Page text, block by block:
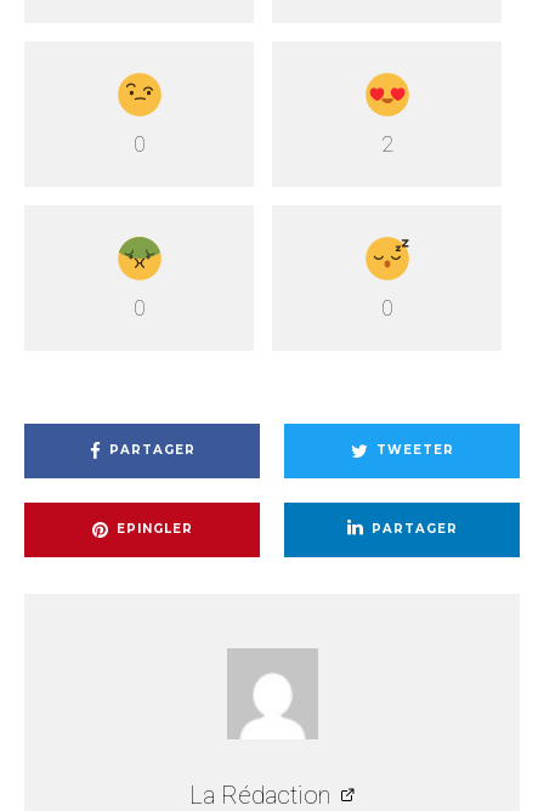
0 2
0 0
PARTAGER TWEETER
EPINGLER PARTAGER
La Rédaction